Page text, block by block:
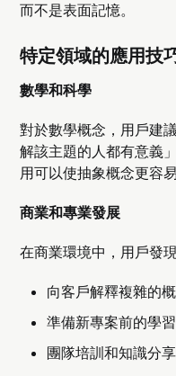
而不是表面記憶。
特定領域的應用技
數學和科學
對於數學概念，用戶建
解該主題的人都有意義
用可以使抽象概念更容易
商業和專業發展
在商業環境中，用戶發
向客戶解釋複雜的
準備新專案前的學習
團隊培訓和知識分享